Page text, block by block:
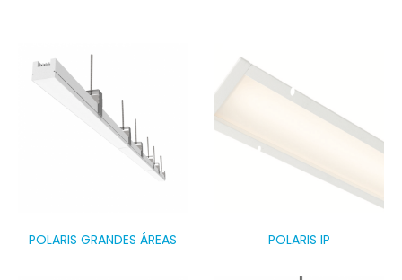
POLARIS GRANDES ÁREAS POLARIS IP